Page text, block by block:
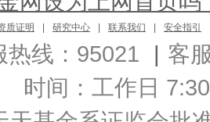
质证明 研究中心 联系我们 安全指引
热线：95021 | 客
时间：工作日